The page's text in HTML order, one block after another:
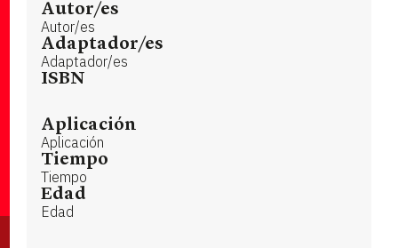
Autor/es
Autor/es
Adaptador/es
Adaptador/es
ISBN
Aplicación
Aplicación
Tiempo
Tiempo
Edad
Edad